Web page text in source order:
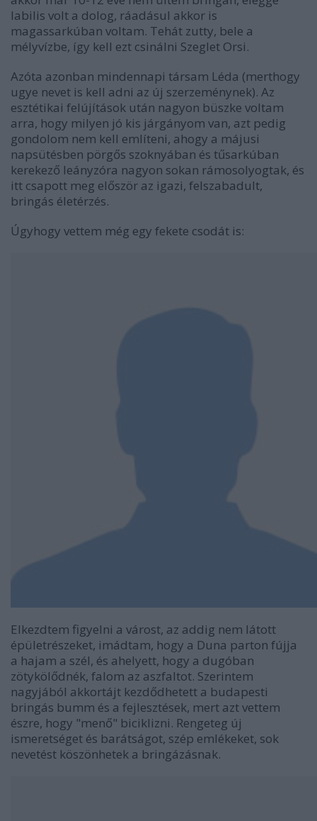
labilis volt a dolog, ráadásul akkor is
magassarkúban voltam. Tehát zutty, bele a
mélyvízbe, így kell ezt csinálni Szeglet Orsi.
Azóta azonban mindennapi társam Léda (merthogy
ugye nevet is kell adni az új szerzeménynek). Az
esztétikai felújítások után nagyon büszke voltam
arra, hogy milyen jó kis járgányom van, azt pedig
gondolom nem kell említeni, ahogy a májusi
napsütésben pörgős szoknyában és tűsarkúban
kerekező leányzóra nagyon sokan rámosolyogtak, és
itt csapott meg először az igazi, felszabadult,
bringás életérzés.
Úgyhogy vettem még egy fekete csodát is:
Elkezdtem figyelni a várost, az addig nem látott
épületrészeket, imádtam, hogy a Duna parton fújja
a hajam a szél, és ahelyett, hogy a dugóban
zötykölődnék, falom az aszfaltot. Szerintem
nagyjából akkortájt kezdődhetett a budapesti
bringás bumm és a fejlesztések, mert azt vettem
észre, hogy "menő" biciklizni. Rengeteg új
ismeretséget és barátságot, szép emlékeket, sok
nevetést köszönhetek a bringázásnak.